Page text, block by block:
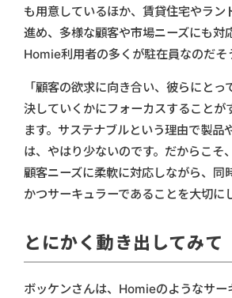
も用意しているほか、賃貸住宅やラン
進め、多様な顧客や市場ニーズにも対
Homie利用者の多くが駐在員なのだそ
「顧客の欲求に向き合い、彼らにとっ
決していくかにフォーカスすることが
ます。サステナブルという理由で製品
は、やはり少ないのです。だからこそ
顧客ニーズに柔軟に対応しながら、同
かつサーキュラーであることを大切に
とにかく動き出してみて
ボッケンさんは、Homieのようなサー